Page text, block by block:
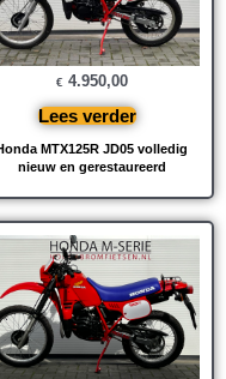
MTX125R JD05 volledig
nieuw en gerestaureerd
€ 4.950,00
Lees verder